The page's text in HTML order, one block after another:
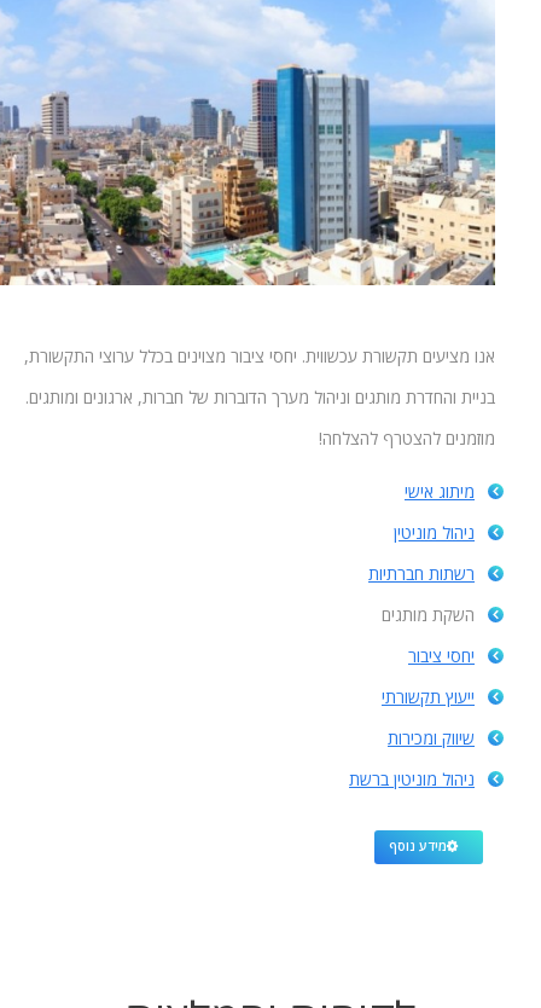
אנו מציעים תקשורת עכשווית. יחסי ציבור מצוינים בכלל ערוצי התקשורת,
בניית והחדרת מותגים וניהול מערך הדוברות של חברות, ארגונים ומותגים.
מוזמנים להצטרף להצלחה!
מיתוג אישי
ניהול מוניטין
רשתות חברתיות
השקת מותגים
יחסי ציבור
ייעוץ תקשורתי
שיווק ומכירות
ניהול מוניטין ברשת
מידע נוסף